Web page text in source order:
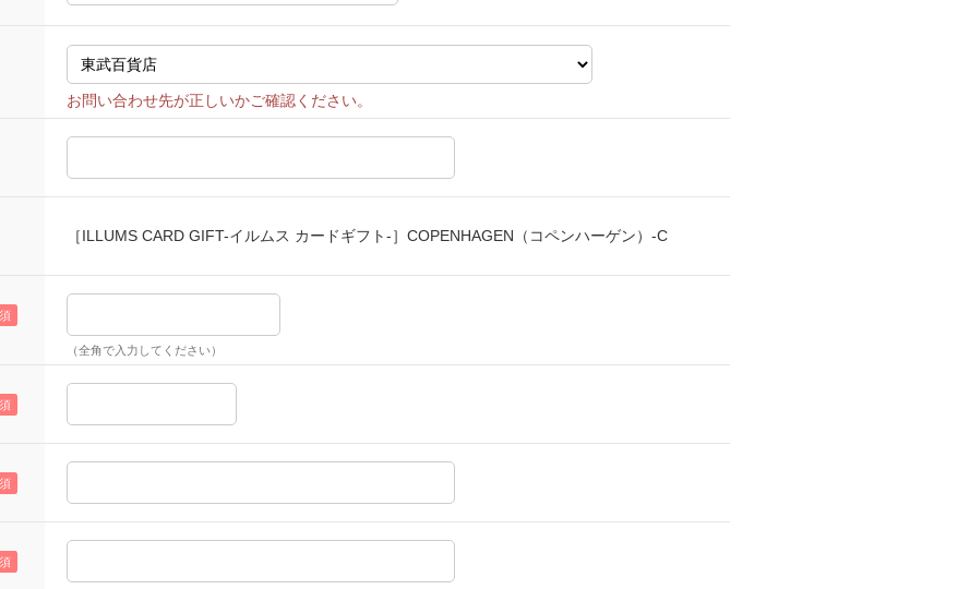
［ILLUMS CARD GIFT-イルムス カードギフト-］COPENHAGEN（コペンハーゲン）-C
（全角で入力してください）